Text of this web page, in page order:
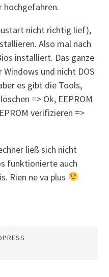
hochgefahren.
nicht richtig lief),
Also mal nach
installiert. Das ganze
und nicht DOS
es gibt die Tools,
=> Ok, EEPROM
verifizieren =>
ließ sich nicht
funktionierte auch
Rien ne va plus